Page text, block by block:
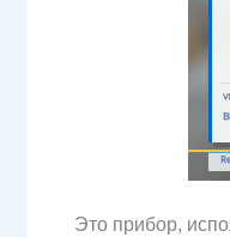
Это прибор,